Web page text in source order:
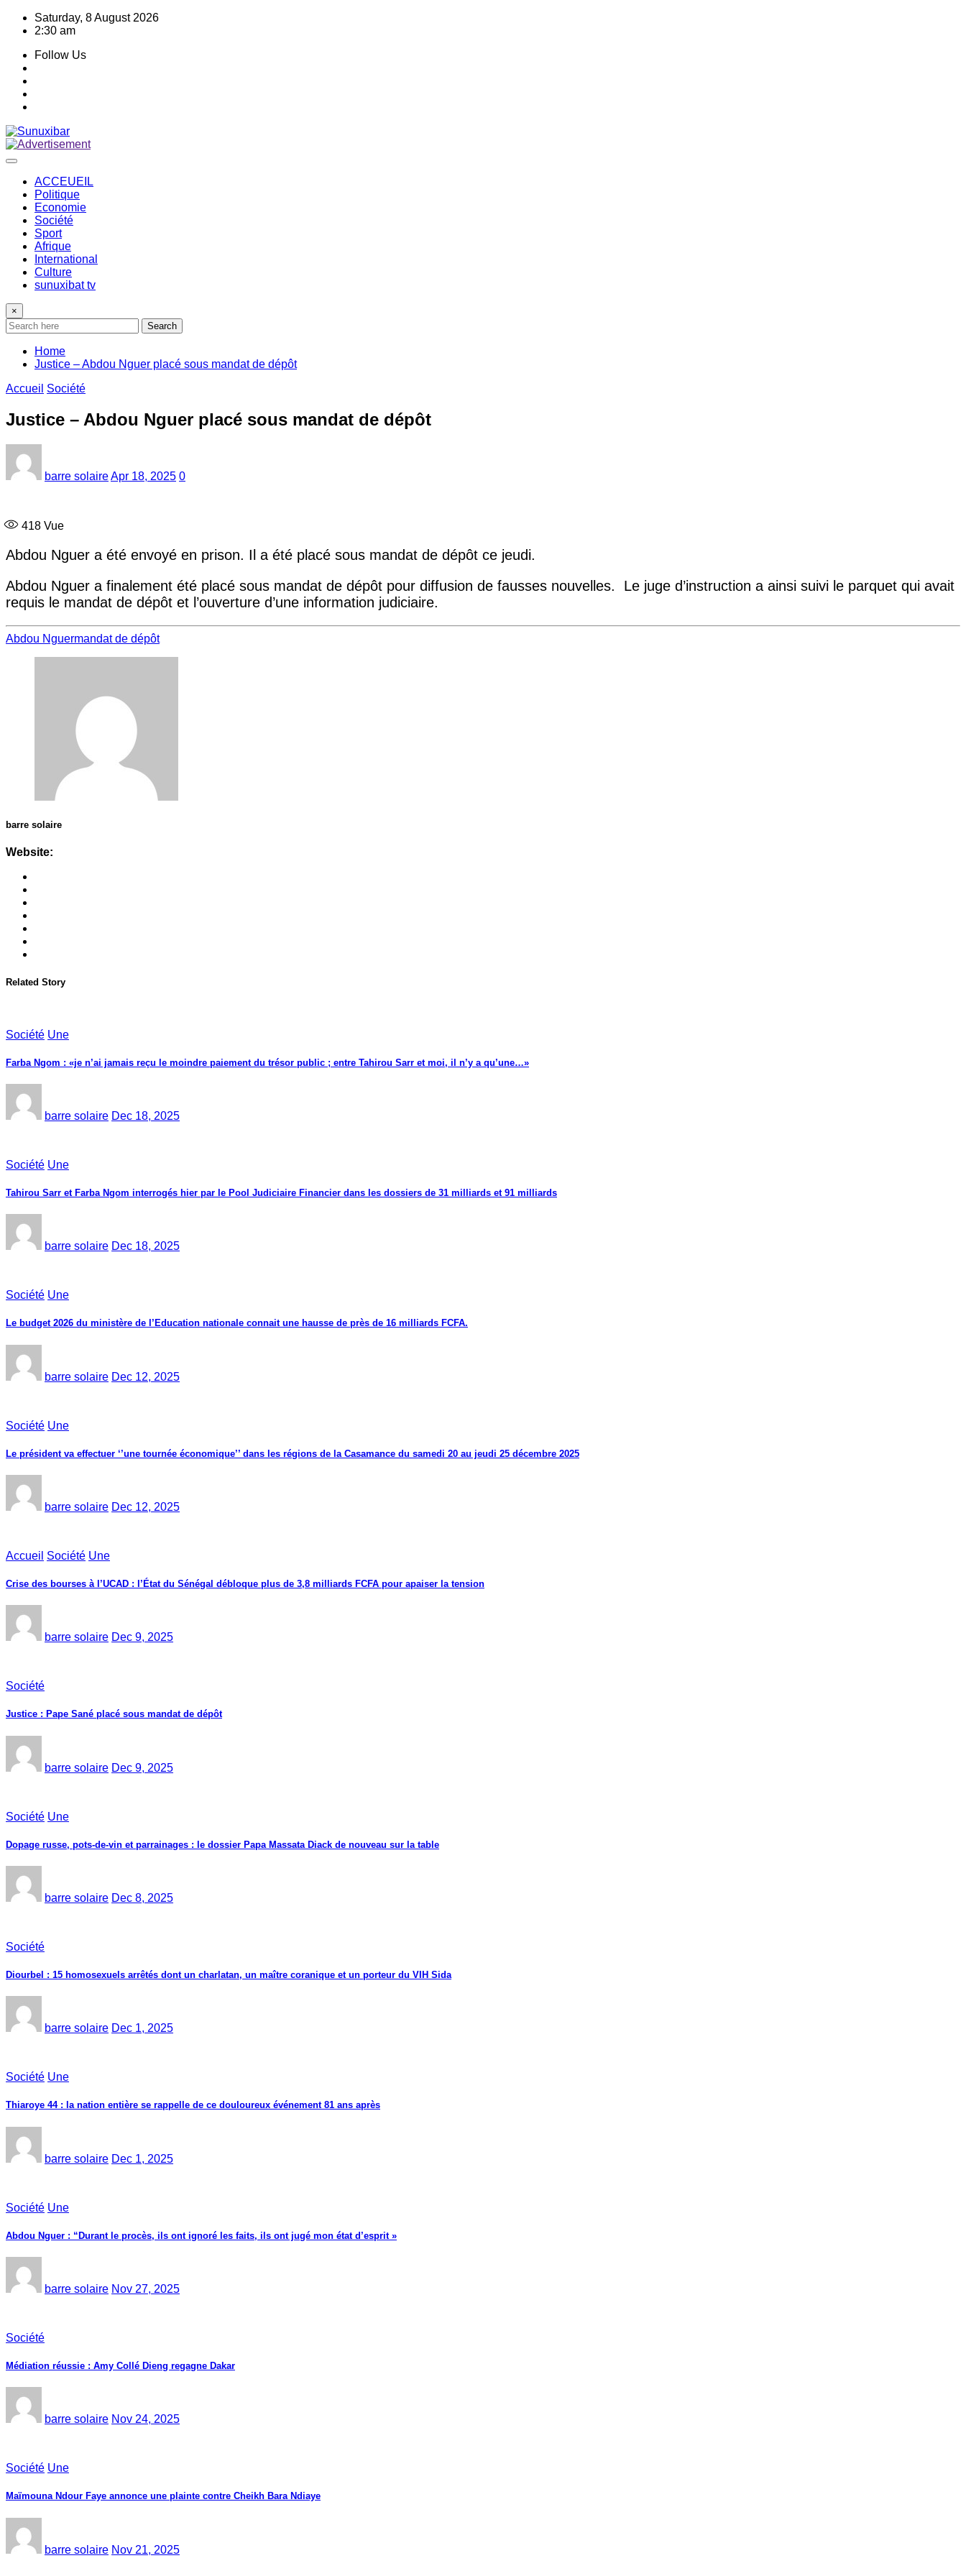
Skip
Saturday, 8 August 2026
2:30 am
Follow Us
ACCEUEIL
Politique
Economie
Société
Sport
Afrique
International
Culture
sunuxibat tv
×
Search
Home
Justice – Abdou Nguer placé sous mandat de dépôt
Accueil Société
Justice – Abdou Nguer placé sous mandat de dépôt
barre solaireApr 18, 2025 0
418 Vue
Abdou Nguer a été envoyé en prison. Il a été placé sous mandat de dépôt ce jeudi.
Abdou Nguer a finalement été placé sous mandat de dépôt pour diffusion de fausses nouvelles. Le juge d’instruction a ainsi suivi le parquet qui avait
requis le mandat de dépôt et l’ouverture d’une information judiciaire.
Abdou Nguermandat de dépôt
barre solaire
Website:
Related Story
Société Une
Farba Ngom : «je n’ai jamais reçu le moindre paiement du trésor public ; entre Tahirou Sarr et moi, il n’y a qu’une…»
barre solaire Dec 18, 2025
Société Une
Tahirou Sarr et Farba Ngom interrogés hier par le Pool Judiciaire Financier dans les dossiers de 31 milliards et 91 milliards
barre solaire Dec 18, 2025
Société Une
Le budget 2026 du ministère de l’Education nationale connait une hausse de près de 16 milliards FCFA.
barre solaire Dec 12, 2025
Société Une
Le président va effectuer ‘’une tournée économique’’ dans les régions de la Casamance du samedi 20 au jeudi 25 décembre 2025
barre solaire Dec 12, 2025
Accueil Société Une
Crise des bourses à l’UCAD : l’État du Sénégal débloque plus de 3,8 milliards FCFA pour apaiser la tension
barre solaire Dec 9, 2025
Société
Justice : Pape Sané placé sous mandat de dépôt
barre solaire Dec 9, 2025
Société Une
Dopage russe, pots-de-vin et parrainages : le dossier Papa Massata Diack de nouveau sur la table
barre solaire Dec 8, 2025
Société
Diourbel : 15 homosexuels arrêtés dont un charlatan, un maître coranique et un porteur du VIH Sida
barre solaire Dec 1, 2025
Société Une
Thiaroye 44 : la nation entière se rappelle de ce douloureux événement 81 ans après
barre solaire Dec 1, 2025
Société Une
Abdou Nguer : “Durant le procès, ils ont ignoré les faits, ils ont jugé mon état d’esprit »
barre solaire Nov 27, 2025
Société
Médiation réussie : Amy Collé Dieng regagne Dakar
barre solaire Nov 24, 2025
Société Une
Maïmouna Ndour Faye annonce une plainte contre Cheikh Bara Ndiaye
barre solaire Nov 21, 2025